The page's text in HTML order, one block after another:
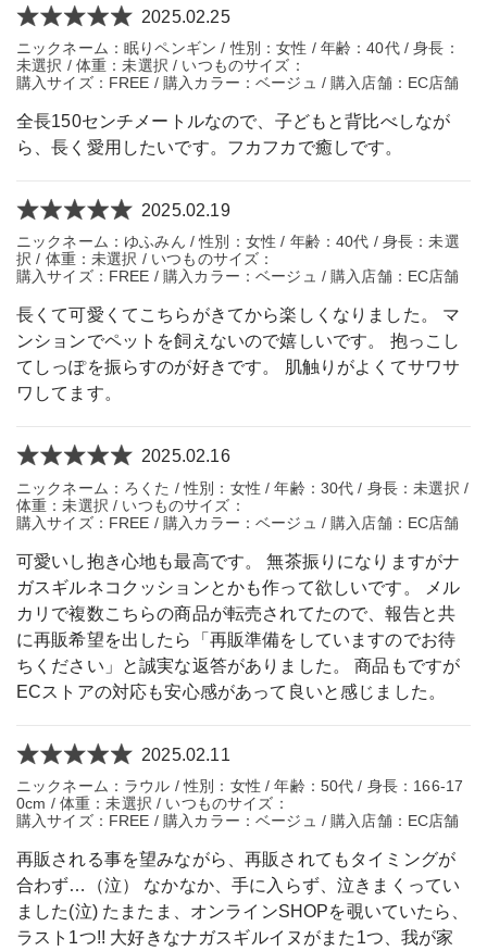
2025.02.25
ニックネーム：眠りペンギン / 性別：女性 / 年齢：40代 / 身長：
未選択 / 体重：未選択 / いつものサイズ：
購入サイズ：FREE / 購入カラー：ベージュ / 購入店舗：EC店舗
全長150センチメートルなので、子どもと背比べしなが
ら、長く愛用したいです。フカフカで癒しです。
2025.02.19
ニックネーム：ゆふみん / 性別：女性 / 年齢：40代 / 身長：未選
択 / 体重：未選択 / いつものサイズ：
購入サイズ：FREE / 購入カラー：ベージュ / 購入店舗：EC店舗
長くて可愛くてこちらがきてから楽しくなりました。 マ
ンションでペットを飼えないので嬉しいです。 抱っこし
てしっぽを振らすのが好きです。 肌触りがよくてサワサ
ワしてます。
2025.02.16
ニックネーム：ろくた / 性別：女性 / 年齢：30代 / 身長：未選択 /
体重：未選択 / いつものサイズ：
購入サイズ：FREE / 購入カラー：ベージュ / 購入店舗：EC店舗
可愛いし抱き心地も最高です。 無茶振りになりますがナ
ガスギルネコクッションとかも作って欲しいです。 メル
カリで複数こちらの商品が転売されてたので、報告と共
に再販希望を出したら「再販準備をしていますのでお待
ちください」と誠実な返答がありました。 商品もですが
ECストアの対応も安心感があって良いと感じました。
2025.02.11
ニックネーム：ラウル / 性別：女性 / 年齢：50代 / 身長：166-17
0cm / 体重：未選択 / いつものサイズ：
購入サイズ：FREE / 購入カラー：ベージュ / 購入店舗：EC店舗
再販される事を望みながら、再販されてもタイミングが
合わず…（泣） なかなか、手に入らず、泣きまくってい
ました(泣) たまたま、オンラインSHOPを覗いていたら、
ラスト1つ!! 大好きなナガスギルイヌがまた1つ、我が家